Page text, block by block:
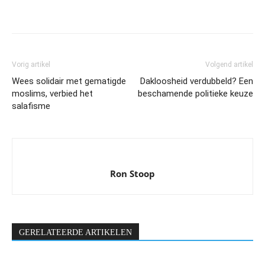
Vorig artikel
Wees solidair met gematigde
moslims, verbied het
salafisme
Volgend artikel
Dakloosheid verdubbeld? Een
beschamende politieke keuze
Ron Stoop
GERELATEERDE ARTIKELEN